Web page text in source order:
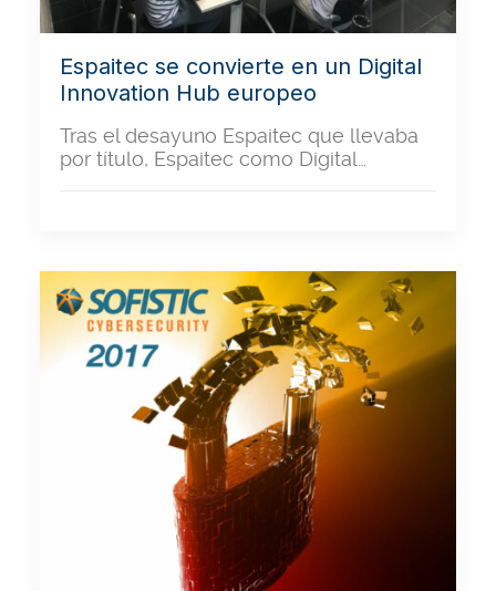
Espaitec se convierte en un Digital
Innovation Hub europeo
Tras el desayuno Espaitec que llevaba
por título, Espaitec como Digital…